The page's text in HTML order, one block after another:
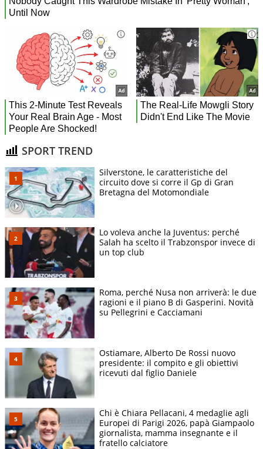
SPORT TREND
Silverstone, le caratteristiche del
circuito dove si corre il Gp di Gran
Bretagna del Motomondiale
Lo voleva anche la Juventus: perché
Salah ha scelto il Trabzonspor invece di
un top club
Roma, perché Nusa non arriverà: le due
ragioni e il piano B di Gasperini. Novità
su Pellegrini e Cacciamani
Ostiamare, Alberto De Rossi nuovo
presidente: il compito e gli obiettivi
ricevuti dal figlio Daniele
Chi è Chiara Pellacani, 4 medaglie agli
Europei di Parigi 2026, papà Giampaolo
giornalista, mamma insegnante e il
fratello calciatore